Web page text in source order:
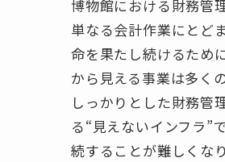
博物館における財務管
単なる会計作業にとど
命を果たし続けるため
から見える事業は多く
しっかりとした財務管
る“見えないインフラ”
続することが難しくな